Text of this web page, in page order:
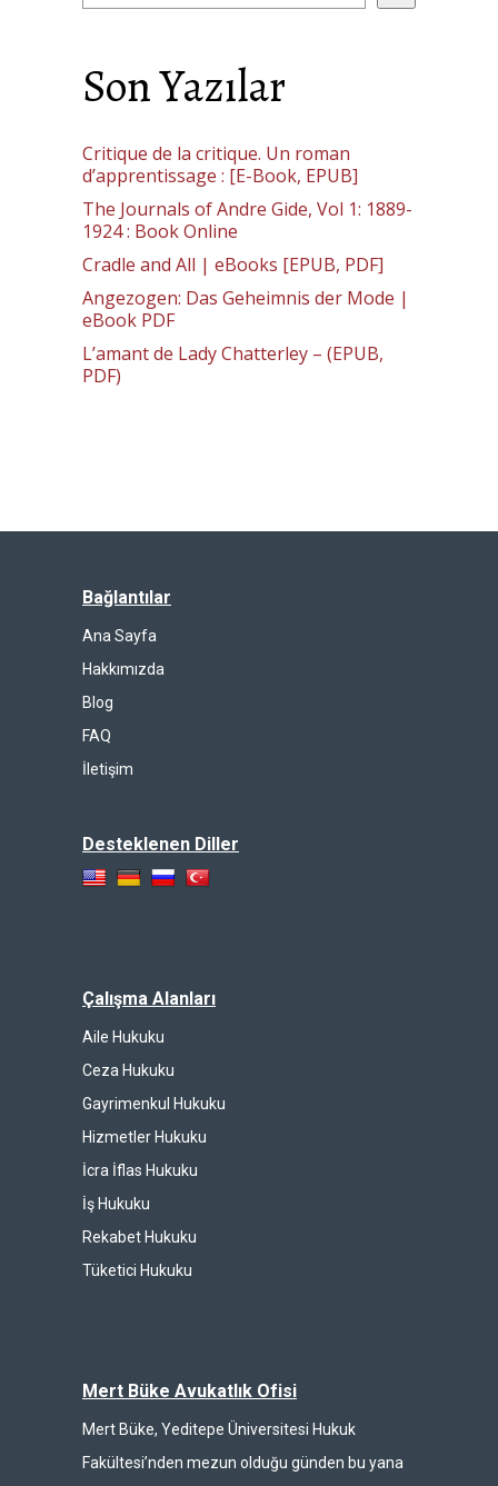
Son Yazılar
Critique de la critique. Un roman
d’apprentissage : [E-Book, EPUB]
The Journals of Andre Gide, Vol 1: 1889-
1924 : Book Online
Cradle and All | eBooks [EPUB, PDF]
Angezogen: Das Geheimnis der Mode |
eBook PDF
L’amant de Lady Chatterley – (EPUB,
PDF)
Bağlantılar
Ana Sayfa
Hakkımızda
Blog
FAQ
İletişim
Desteklenen Diller
Çalışma Alanları
Aile Hukuku
Ceza Hukuku
Gayrimenkul Hukuku
Hizmetler Hukuku
İcra İflas Hukuku
İş Hukuku
Rekabet Hukuku
Tüketici Hukuku
Mert Büke Avukatlık Ofisi
Mert Büke, Yeditepe Üniversitesi Hukuk
Fakültesi’nden mezun olduğu günden bu yana